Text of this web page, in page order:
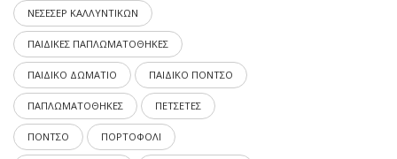
ΝΕΣΕΣΕΡ ΚΑΛΛΥΝΤΙΚΩΝ
ΠΑΙΔΙΚΕΣ ΠΑΠΛΩΜΑΤΟΘΗΚΕΣ
ΠΑΙΔΙΚΟ ΔΩΜΑΤΙΟ ΠΑΙΔΙΚΟ ΠΟΝΤΣΟ
ΠΑΠΛΩΜΑΤΟΘΗΚΕΣ ΠΕΤΣΕΤΕΣ
ΠΟΝΤΣΟ ΠΟΡΤΟΦΟΛΙ